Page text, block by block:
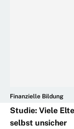
Finanzielle Bildung
Studie: Viele
selbst unsicher